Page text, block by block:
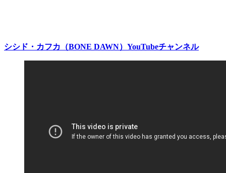
シシド・カフカ（BONE DAWN）YouTubeチャンネル